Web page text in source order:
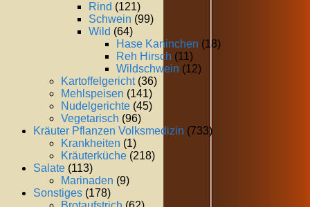
Rind (121)
Schwein (99)
Wild (64)
Hase Kaninchen (18)
Reh Hirsch (11)
Wildschwein (12)
Kartoffelgericht(36)
Mehlspeisen (141)
Nudelgerichte (45)
Vegetarisch (96)
Kräuter Pflanzen Volksmedizin (733)
Krankheiten (1)
Kräuterküche (218)
Salate (113)
Marinaden (9)
Sonstiges (178)